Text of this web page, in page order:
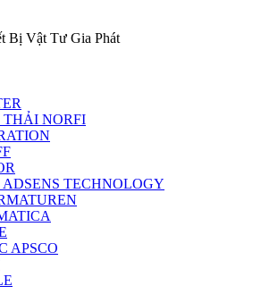
Bị Vật Tư Gia Phát
NORFI
TECHNOLOGY
APSCO